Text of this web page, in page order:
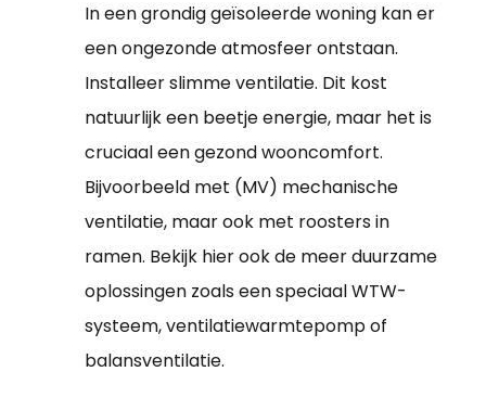
In een grondig geïsoleerde woning kan er
een ongezonde atmosfeer ontstaan.
Installeer slimme ventilatie. Dit kost
natuurlijk een beetje energie, maar het is
cruciaal een gezond wooncomfort.
Bijvoorbeeld met (MV) mechanische
ventilatie, maar ook met roosters in
ramen. Bekijk hier ook de meer duurzame
oplossingen zoals een speciaal WTW-
systeem, ventilatiewarmtepomp of
balansventilatie.